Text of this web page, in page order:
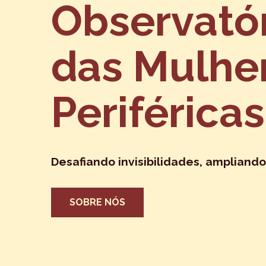
das
Periféricas
Desafiando invisibilidades,
SOBRE NÓS